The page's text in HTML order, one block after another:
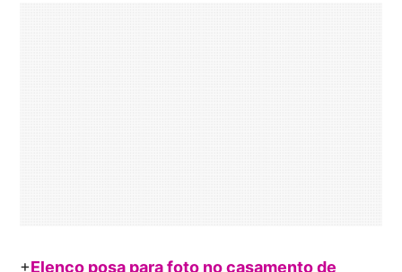
+Elenco posa para foto no casamento de